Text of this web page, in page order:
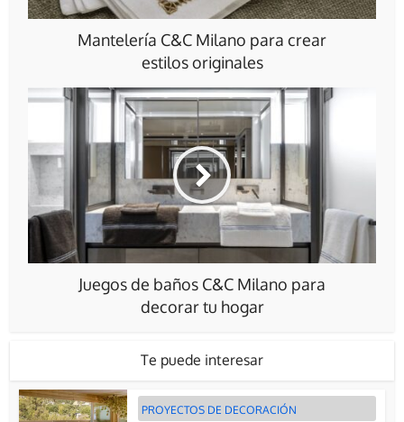
Mantelería C&C Milano para crear
estilos originales
Juegos de baños C&C Milano para
decorar tu hogar
Te puede interesar
PROYECTOS DE DECORACIÓN